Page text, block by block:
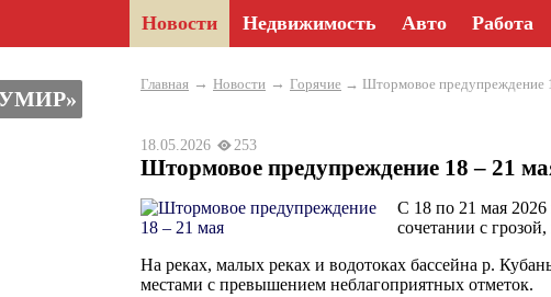
Новости Недвижимость Авто Работа
Главная → Новости → Горячие → Штормовое предупреждение
18.05.2026 253
Штормовое предупреждение 18 – 21
С 18 по 21 мая 2026
сочетании с
На реках, малых реках и водотоках бассейна р.
местами с превышением неблагоприятных отметок.